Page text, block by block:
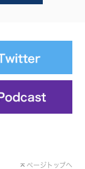
ページトップへ